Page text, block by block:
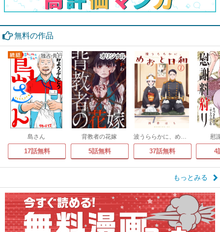
無料の作品
島さん
17話無料
背教者の花嫁
5話無料
波うららかに、めおと日和
37話無料
慰
4
もっとみる